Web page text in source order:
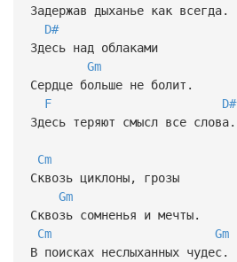
Задержав дыханье как всегда.
D#
Здесь над облаками
Gm
Сердце больше не болит.
F
D#
Здесь теряют смысл все слова.
Cm
Сквозь циклоны, грозы
Gm
Сквозь сомненья и мечты.
Cm
Gm
В поисках неслыханных чудес.